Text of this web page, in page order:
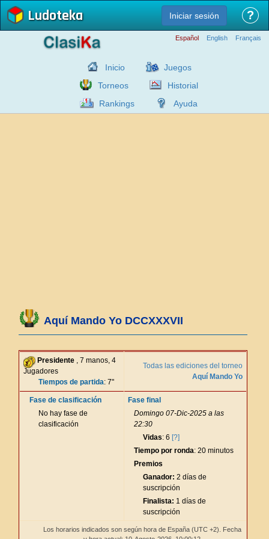
Ludoteka Iniciar sesión ?
Español English Français
Inicio
Juegos
Torneos
Historial
Rankings
Ayuda
Aquí Mando Yo DCCXXXVII
Presidente , 7 manos, 4
Jugadores
Tiempos de partida: 7"
Todas las ediciones del torneo
Aquí Mando Yo
Fase de clasificación
No hay fase de
clasificación
Fase final
Domingo 07-Dic-2025 a las
22:30
Vidas: 6 [?]
Tiempo por ronda: 20 minutos
Premios
Ganador: 2 días de
suscripción
Finalista: 1 días de
suscripción
Los horarios indicados son según hora de España (UTC +2). Fecha